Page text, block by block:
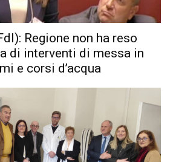
Regione non ha reso
di interventi di messa in
e corsi d’acqua